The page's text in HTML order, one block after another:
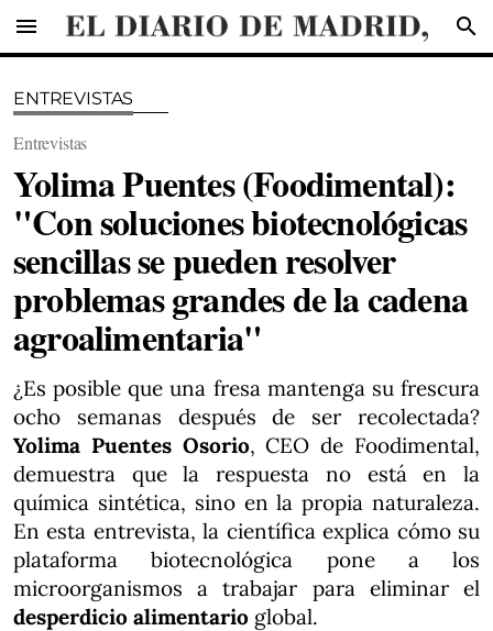
menu search
ENTREVISTAS
Entrevistas
Yolima Puentes (Foodimental):
"Con soluciones biotecnológicas
sencillas se pueden resolver
problemas grandes de la cadena
agroalimentaria"
¿Es posible que una fresa mantenga su frescura
ocho semanas después de ser recolectada?
Yolima Puentes Osorio, CEO de Foodimental,
demuestra que la respuesta no está en la
química sintética, sino en la propia naturaleza.
En esta entrevista, la científica explica cómo su
plataforma biotecnológica pone a los
microorganismos a trabajar para eliminar el
desperdicio alimentario global.